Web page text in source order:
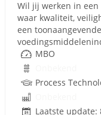
Wil jij werken in
waar kwaliteit,
een
MBO
Process
Laatste update: